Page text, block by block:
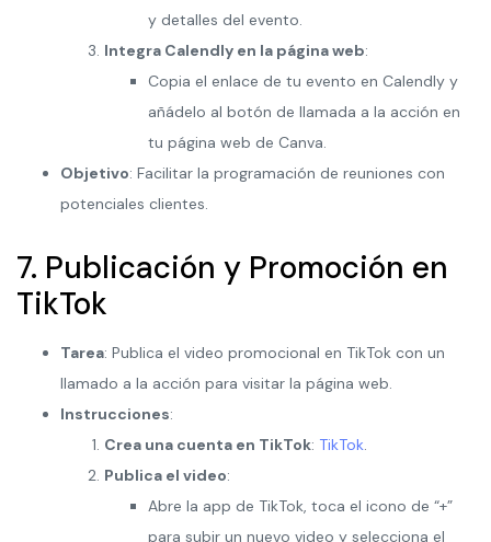
y detalles del evento.
Integra Calendly en la página web:
Copia el enlace de tu evento en Calendly y
añádelo al botón de llamada a la acción en
tu página web de Canva.
Objetivo: Facilitar la programación de reuniones con
potenciales clientes.
7. Publicación y Promoción en
TikTok
Tarea: Publica el video promocional en TikTok con un
llamado a la acción para visitar la página web.
Instrucciones:
Crea una cuenta en TikTok: TikTok.
Publica el video:
Abre la app de TikTok, toca el icono de “+”
para subir un nuevo video y selecciona el